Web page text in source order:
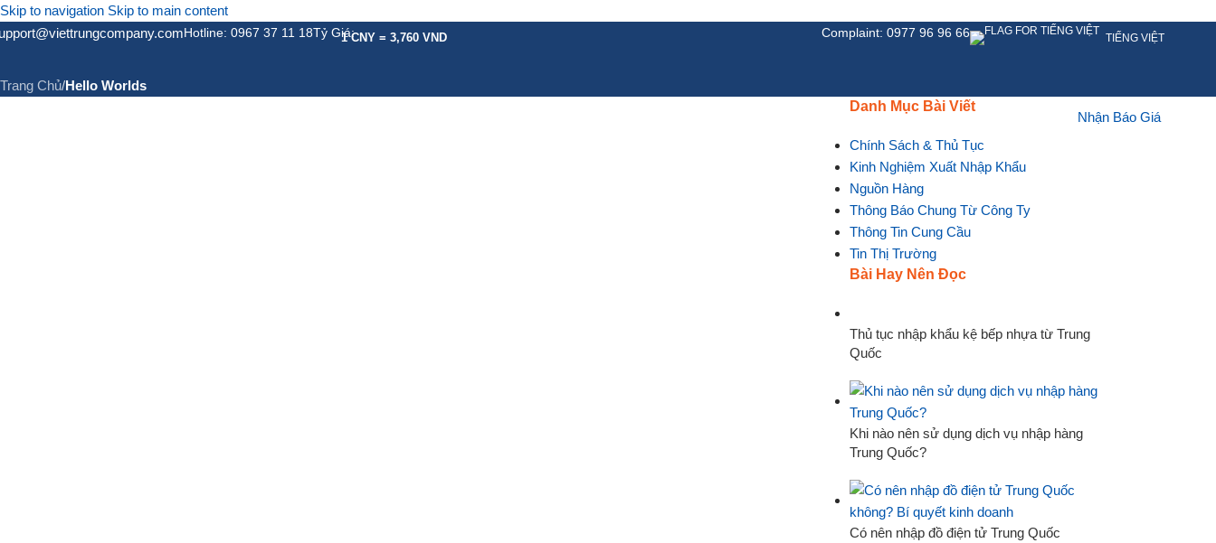
Skip to navigation Skip to main content
Hotline: 0967 37 11 18Tỷ Giá:1 CNY = 3,760 VND Complaint: 0977 96 96 66 TIẾNG VIỆT
Nhận Báo Giá
Hello Worlds
Trang Chủ/Hello Worlds
Danh Mục Bài Viết
Chính Sách & Thủ Tục
Kinh Nghiệm Xuất Nhập Khẩu
Nguồn Hàng
Thông Báo Chung Từ Công Ty
Thông Tin Cung Cầu
Tin Thị Trường
Bài Hay Nên Đọc
Thủ tục nhập khẩu kệ bếp nhựa từ Trung
Quốc
Khi nào nên sử dụng dịch vụ nhập hàng
Trung Quốc?
Có nên nhập đồ điện tử Trung Quốc